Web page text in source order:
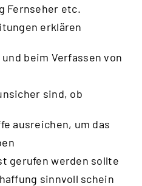
Fernseher etc.
erklären
beim Verfassen von
sind, ob
ausreichen, um das
gerufen werden sollte
sinnvoll schein